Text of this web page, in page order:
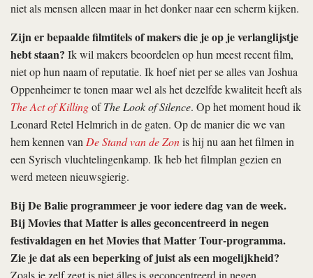
niet als mensen alleen maar in het donker naar een scherm kijken.
Zijn er bepaalde filmtitels of makers die je op je verlanglijstje
hebt staan? Ik wil makers beoordelen op hun meest recent film,
niet op hun naam of reputatie. Ik hoef niet per se alles van Joshua
Oppenheimer te tonen maar wel als het dezelfde kwaliteit heeft als
The Act of KillingofThe Look of Silence. Op het moment houd ik
Leonard Retel Helmrich in de gaten. Op de manier die we van
hem kennen vanDe Stand van de Zonis hij nu aan het filmen in
een Syrisch vluchtelingenkamp. Ik heb het filmplan gezien en
werd meteen nieuwsgierig.
Bij De Balie programmeer je voor iedere dag van de week.
Bij Movies that Matter is alles geconcentreerd in negen
festivaldagen en het Movies that Matter Tour-programma.
Zie je dat als een beperking of juist als een mogelijkheid?